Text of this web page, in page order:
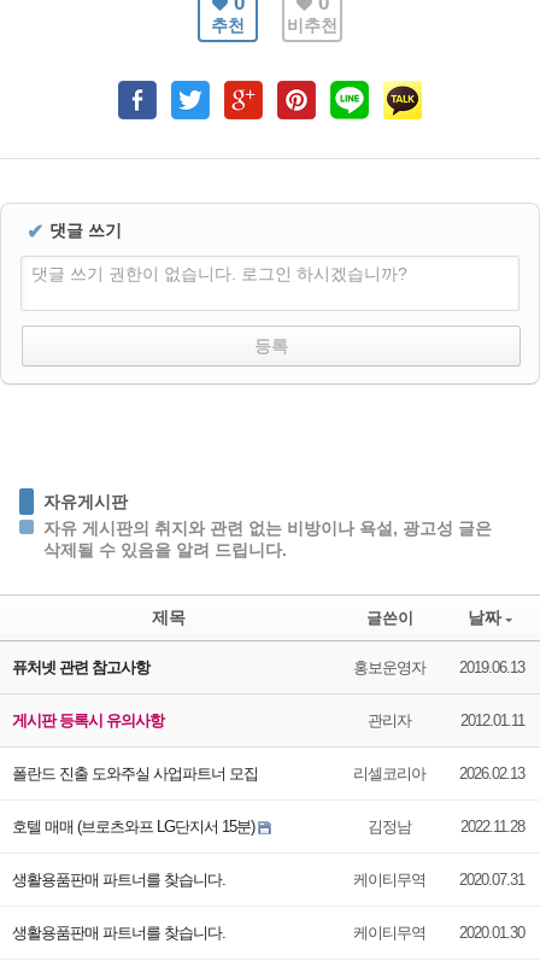
추천 비추천
✔ 댓글 쓰기
댓글 쓰기 권한이 없습니다. 로그인 하시겠습니까?
자유게시판
자유 게시판의 취지와 관련 없는 비방이나 욕설, 광고성 글은
삭제될 수 있음을 알려 드립니다.
제목 글쓴이 날짜
퓨처넷 관련 참고사항 홍보운영자 2019.06.13
게시판 등록시 유의사항 관리자 2012.01.11
폴란드 진출 도와주실 사업파트너 모집 리셀코리아 2026.02.13
호텔 매매 (브로츠와프 LG단지서 15분) 김정남 2022.11.28
생활용품판매 파트너를 찾습니다. 케이티무역 2020.07.31
생활용품판매 파트너를 찾습니다. 케이티무역 2020.01.30